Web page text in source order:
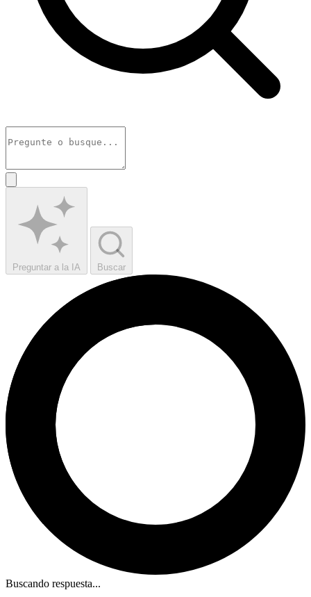
Preguntar a la IA Buscar
Buscando respuesta...